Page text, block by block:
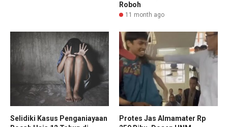
Roboh
11 month ago
Selidiki Kasus Penganiayaan
Protes Jas Almamater Rp